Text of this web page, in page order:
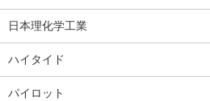
日本理化学工業
ハイタイド
パイロット